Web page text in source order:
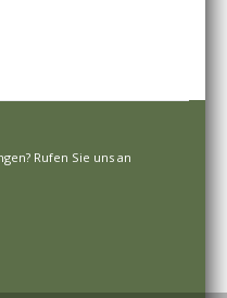
Rufen Sie uns an